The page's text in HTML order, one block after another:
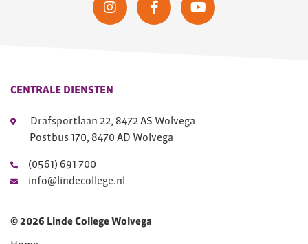
CENTRALE DIENSTEN
Drafsportlaan 22, 8472 AS Wolvega
Postbus 170, 8470 AD Wolvega
(0561) 691 700
info@lindecollege.nl
© 2026 Linde College Wolvega